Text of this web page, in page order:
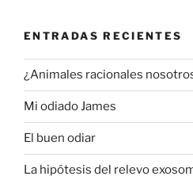
ENTRADAS RECIENTES
¿Animales racionales
Mi odiado James
El buen odiar
La hipótesis del relevo